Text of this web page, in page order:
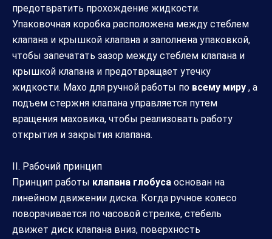
предотвратить прохождение жидкости.
Упаковочная коробка расположена между стеблем
клапана и крышкой клапана и заполнена упаковкой,
чтобы запечатать зазор между стеблем клапана и
крышкой клапана и предотвращает утечку
жидкости. Махо для ручной работы по всему миру , а
подъем стержня клапана управляется путем
вращения маховика, чтобы реализовать работу
открытия и закрытия клапана.
II. Рабочий принцип
Принцип работы клапана глобуса основан на
линейном движении диска. Когда ручное колесо
поворачивается по часовой стрелке, стебель
движет диск клапана вниз, поверхность